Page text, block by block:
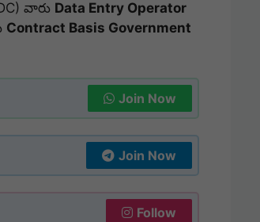
వారు Data Entry Operator
Contract Basis Government
Join Now
Join Now
Follow